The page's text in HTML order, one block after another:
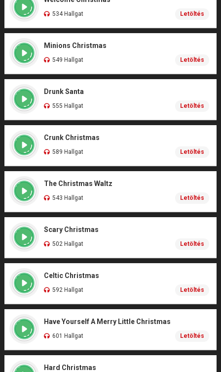
534 Hallgat Letöltés
Minions Christmas
549 Hallgat Letöltés
Drunk Santa
555 Hallgat Letöltés
Crunk Christmas
589 Hallgat Letöltés
The Christmas Waltz
543 Hallgat Letöltés
Scary Christmas
502 Hallgat Letöltés
Celtic Christmas
592 Hallgat Letöltés
Have Yourself A Merry Little Christmas
601 Hallgat Letöltés
Hard Christmas